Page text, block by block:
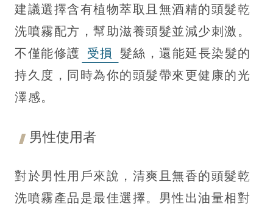
建議選擇含有植物萃取且無酒精的頭髮乾
洗噴霧配方，幫助滋養頭髮並減少刺激。
不僅能修護 受損 髮絲，還能延長染髮的
持久度，同時為你的頭髮帶來更健康的光
澤感。
男性使用者
對於男性用戶來說，清爽且無香的頭髮乾
洗噴霧產品是最佳選擇。男性出油量相對